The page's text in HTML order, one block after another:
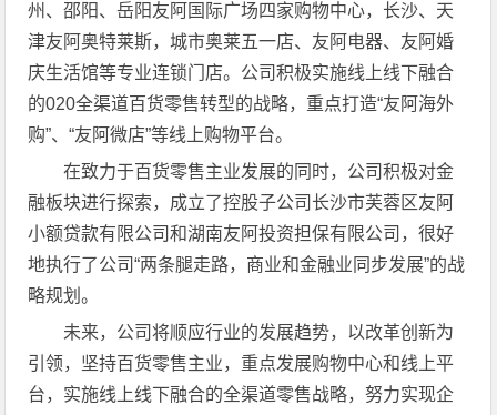
州、邵阳、岳阳友阿国际广场四家购物中心，长沙、天
津友阿奥特莱斯，城市奥莱五一店、友阿电器、友阿婚
庆生活馆等专业连锁门店。公司积极实施线上线下融合
的020全渠道百货零售转型的战略，重点打造“友阿海外
购”、“友阿微店”等线上购物平台。
在致力于百货零售主业发展的同时，公司积极对金
融板块进行探索，成立了控股子公司长沙市芙蓉区友阿
小额贷款有限公司和湖南友阿投资担保有限公司，很好
地执行了公司“两条腿走路，商业和金融业同步发展”的战
略规划。
未来，公司将顺应行业的发展趋势，以改革创新为
引领，坚持百货零售主业，重点发展购物中心和线上平
台，实施线上线下融合的全渠道零售战略，努力实现企